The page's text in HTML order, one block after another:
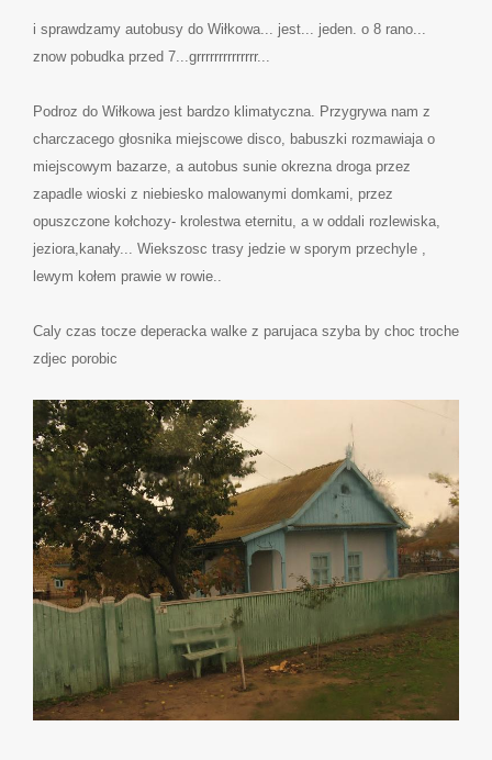
i sprawdzamy autobusy do Wiłkowa... jest... jeden. o 8 rano...
znow pobudka przed 7...grrrrrrrrrrrrrr...
Podroz do Wiłkowa jest bardzo klimatyczna. Przygrywa nam z
charczacego głosnika miejscowe disco, babuszki rozmawiaja o
miejscowym bazarze, a autobus sunie okrezna droga przez
zapadle wioski z niebiesko malowanymi domkami, przez
opuszczone kołchozy- krolestwa eternitu, a w oddali rozlewiska,
jeziora,kanały... Wiekszosc trasy jedzie w sporym przechyle ,
lewym kołem prawie w rowie..
Caly czas tocze deperacka walke z parujaca szyba by choc troche
zdjec porobic